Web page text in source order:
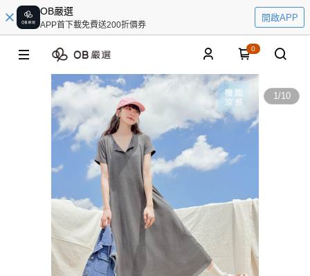
OB嚴選
APP首下載免費送200折價券
開啟APP
0
1/10